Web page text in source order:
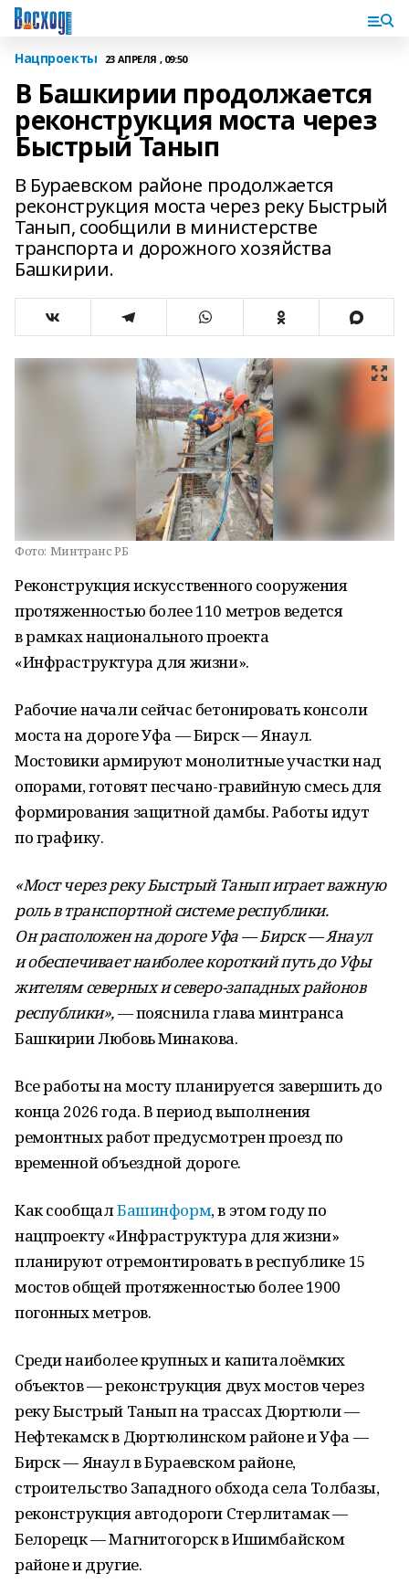
Нацпроекты 23 АПРЕЛЯ , 09:50
В Башкирии продолжается
реконструкция моста через
Быстрый Танып
В Бураевском районе продолжается
реконструкция моста через реку Быстрый
Танып, сообщили в министерстве
транспорта и дорожного хозяйства
Башкирии.
Фото: Минтранс РБ
Реконструкция искусственного сооружения
протяженностью более 110 метров ведется
в рамках национального проекта
«Инфраструктура для жизни».
Рабочие начали сейчас бетонировать консоли
моста на дороге Уфа — Бирск — Янаул.
Мостовики армируют монолитные участки над
опорами, готовят песчано-гравийную смесь для
формирования защитной дамбы. Работы идут
по графику.
«Мост через реку Быстрый Танып играет важную
роль в транспортной системе республики.
Он расположен на дороге Уфа — Бирск — Янаул
и обеспечивает наиболее короткий путь до Уфы
жителям северных и северо-западных районов
республики»,— пояснила глава минтранса
Башкирии Любовь Минакова.
Все работы на мосту планируется завершить до
конца 2026 года. В период выполнения
ремонтных работ предусмотрен проезд по
временной объездной дороге.
Как сообщалБашинформ, в этом году по
нацпроекту «Инфраструктура для жизни»
планируют отремонтировать в республике 15
мостов общей протяженностью более 1900
погонных метров.
Среди наиболее крупных и капиталоёмких
объектов — реконструкция двух мостов через
реку Быстрый Танып на трассах Дюртюли —
Нефтекамск в Дюртюлинском районе и Уфа —
Бирск — Янаул в Бураевском районе,
строительство Западного обхода села Толбазы,
реконструкция автодороги Стерлитамак —
Белорецк — Магнитогорск в Ишимбайском
районе и другие.